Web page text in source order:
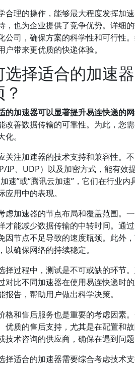
合理的操作，能够最大程度发挥加
，也为企业提供了竞争优势。详细
公司，确保方案的科学性和可行性
户带来更优质的快递体验。
选择适合的加速
的加速器可以显著提升易连快递的网
改善数据传输的可靠性。为此，您
。
关注加速器的技术支持和兼容性。
IP、UDP）以及加密方式，能有
速”或“腾讯云加速”，它们在行业
应用中的表现。
虑加速器的节点布局和覆盖范围。
才能减少数据传输的中转时间。通
因节点不足导致的速度瓶颈。此外
以确保网络的持续稳定。
择过程中，测试是不可或缺的环节
对比不同加速器在使用易连快递时
报告，帮助用户做出科学决策。
格和售后服务也是重要的考虑因素
优质的售后支持，尤其是在配置和
技术咨询的供应商，确保在遇到问题
择适合的加速器需要综合考虑技术